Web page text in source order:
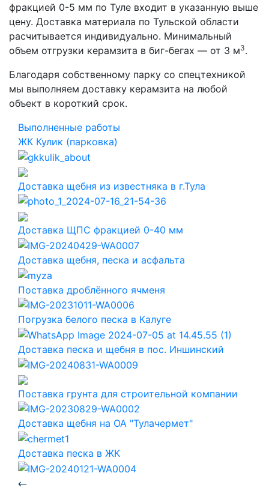
фракцией 0-5 мм по Туле входит в указанную выше
цену. Доставка материала по Тульской области
расчитывается индивидуально. Минимальный
объем отгрузки керамзита в биг-бегах — от 3 м3.
Благодаря собственному парку со спецтехникой
мы выполняем доставку керамзита на любой
объект в короткий срок.
Выполненные работы
ЖК Кулик (парковка)
Доставка щебня из известняка в г.Тула
Доставка ЩПС фракцией 0-40 мм
Доставка щебня, песка и асфальта
Поставка дроблённого ячменя
Погрузка белого песка в Калуге
Доставка песка и щебня в пос. Иншинский
Поставка грунта для строительной компании
Доставка щебня на ОА "Тулачермет"
Доставка песка в ЖК